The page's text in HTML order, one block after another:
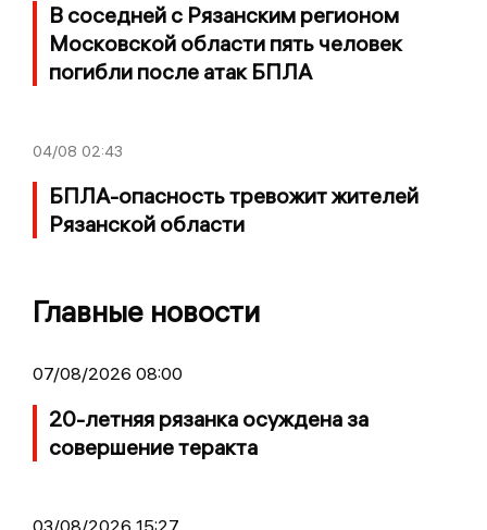
В соседней с Рязанским регионом
Московской области пять человек
погибли после атак БПЛА
04/08 02:43
БПЛА-опасность тревожит жителей
Рязанской области
Главные новости
07/08/2026 08:00
20-летняя рязанка осуждена за
совершение теракта